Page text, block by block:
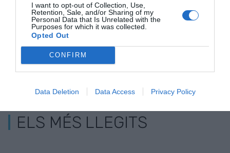
I want to opt-out of Collection, Use,
Retention, Sale, and/or Sharing of my
Personal Data that Is Unrelated with the
Purposes for which it was collected.
Opted Out
CONFIRM
Data Deletion Data Access Privacy Policy
ELS MÉS LLEGITS